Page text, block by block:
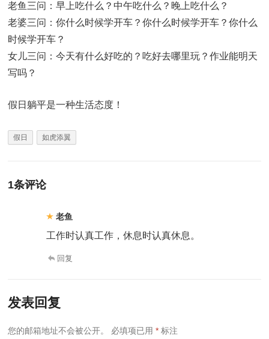
老鱼三问：早上吃什么？中午吃什么？晚上吃什么？
老婆三问：你什么时候学开车？你什么时候学开车？你什么
时候学开车？
女儿三问：今天有什么好吃的？吃好去哪里玩？作业能明天
写吗？
假日躺平是一种生活态度！
假日 如虎添翼
1条评论
老鱼
工作时认真工作，休息时认真休息。
回复
发表回复
您的邮箱地址不会被公开。 必填项已用* 标注